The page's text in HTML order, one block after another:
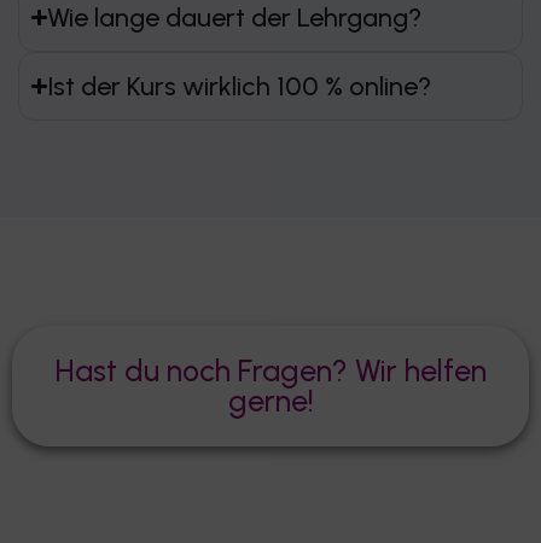
Wie lange dauert der Lehrgang?
Ist der Kurs wirklich 100 % online?
Hast du noch Fragen? Wir helfen
gerne!